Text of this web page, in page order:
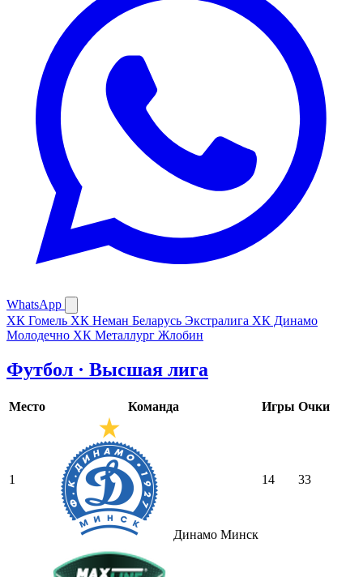
WhatsApp
ХК Гомель ХК Неман Беларусь Экстралига ХК Динамо
Молодечно ХК Металлург Жлобин
Футбол · Высшая лига
Место Команда Игры Очки
1
Динамо Минск
14 33